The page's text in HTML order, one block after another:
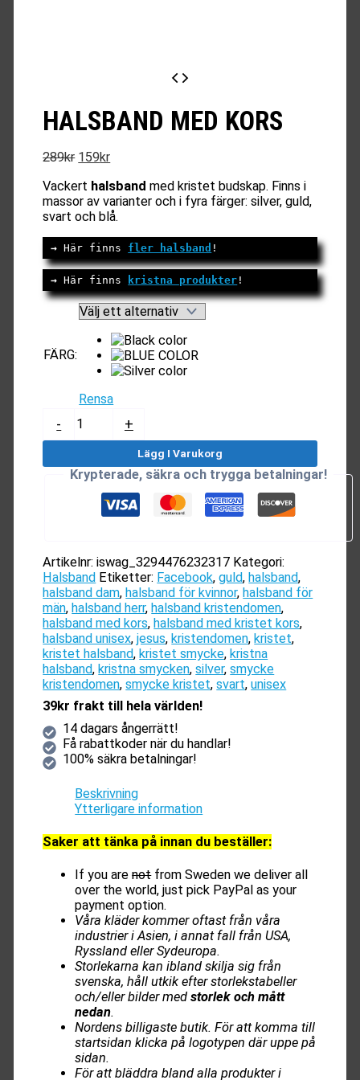
HALSBAND MED KORS
289kr Det
priset
var:
289kr.
159krDet
priset
är:
159kr.
Vackert halsband med kristet budskap. Finns i
massor av varianter och i fyra färger: silver, guld,
svart och blå.
→ Här finns fler halsband !
→ Här finns kristna produkter !
FÄRG:
Rensa
-
med
Kors
+
Lägg I Varukorg
Krypterade, säkra och trygga betalningar!
Artikelnr:iswag_3294476232317 Kategori:
Halsband Etiketter: Facebook,guld, halsband,
halsband dam, halsband för kvinnor, halsband för
män, halsband herr, halsband kristendomen,
halsband med kors, halsband med kristet kors,
halsband unisex,jesus, kristendomen, kristet,
kristet halsband, kristet smycke, kristna
halsband, kristna smycken,silver,smycke
kristendomen,smycke kristet,svart,unisex
39kr frakt till hela världen!
14 dagars ångerrätt!
Få rabattkoder när du handlar!
100% säkra betalningar!
Beskrivning
Ytterligare information
Saker att tänka på innan du beställer:
If you arenotfrom Sweden we deliver all
over the world, just pick PayPal as your
payment option.
Våra kläder kommer oftast från våra
industrier i Asien, i annat fall från USA,
Ryssland eller Sydeuropa.
Storlekarna kan ibland skilja sig från
svenska, håll utkik efter storlekstabeller
och/eller bilder medstorlek och mått
nedan.
Nordens billigaste butik. För att komma till
startsidan klicka på logotypen där uppe på
sidan.
För att bläddra bland alla produkter i